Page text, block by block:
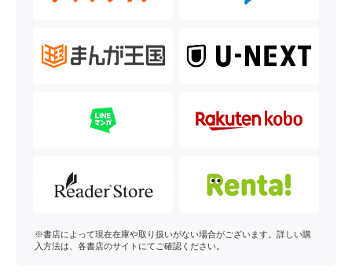
※書店によって現在在庫や取り扱いがない場合がございます。詳しい購
入方法は、各書店のサイトにてご確認ください。